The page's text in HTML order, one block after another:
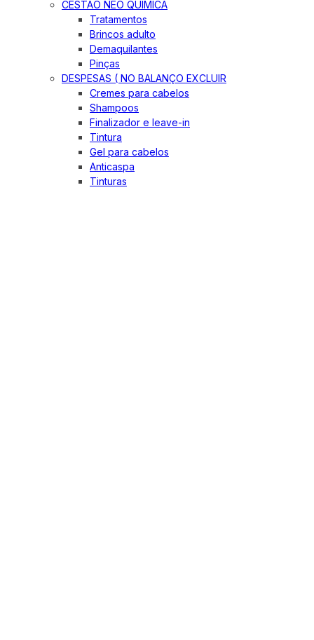
CESTÃO NEO QUIMICA
Tratamentos
Brincos adulto
Demaquilantes
Pinças
DESPESAS ( NO BALANÇO EXCLUIR
Cremes para cabelos
Shampoos
Finalizador e leave-in
Tintura
Gel para cabelos
Anticaspa
Tinturas